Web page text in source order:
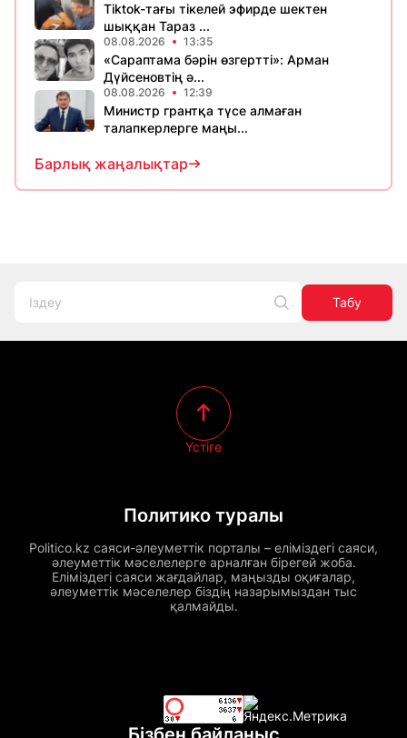
Tiktok-тағы тікелей эфирде шектен
шыққан Тараз ...
08.08.2026 13:35
«Сараптама бәрін өзгертті»: Арман
Дүйсеновтің ә...
08.08.2026 12:39
Министр грантқа түсе алмаған
талапкерлерге маңы...
Барлық жаңалықтар
Табу
Политико туралы
Politico.kz саяси-әлеуметтік порталы – еліміздегі саяси,
әлеуметтік мәселелерге арналған бірегей жоба.
Еліміздегі саяси жағдайлар, маңызды оқиғалар,
әлеуметтік мәселелер біздің назарымыздан тыс
қалмайды.
Үстіге